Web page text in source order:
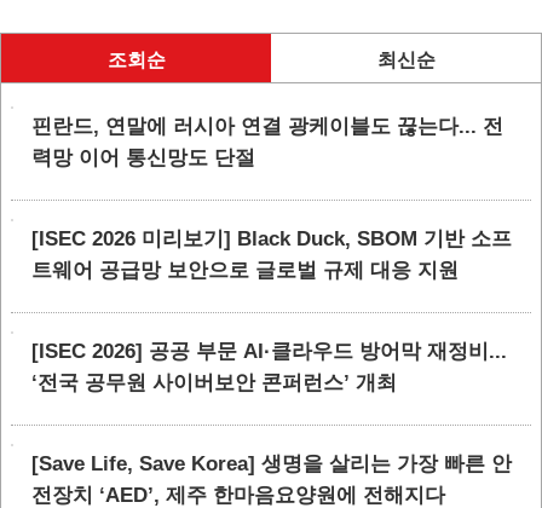
조회순 최신순
핀란드, 연말에 러시아 연결 광케이블도 끊는다... 전
력망 이어 통신망도 단절
[ISEC 2026 미리보기] Black Duck, SBOM 기반 소프
트웨어 공급망 보안으로 글로벌 규제 대응 지원
[ISEC 2026] 공공 부문 AI·클라우드 방어막 재정비...
‘전국 공무원 사이버보안 콘퍼런스’ 개최
[Save Life, Save Korea] 생명을 살리는 가장 빠른 안
전장치 ‘AED’, 제주 한마음요양원에 전해지다